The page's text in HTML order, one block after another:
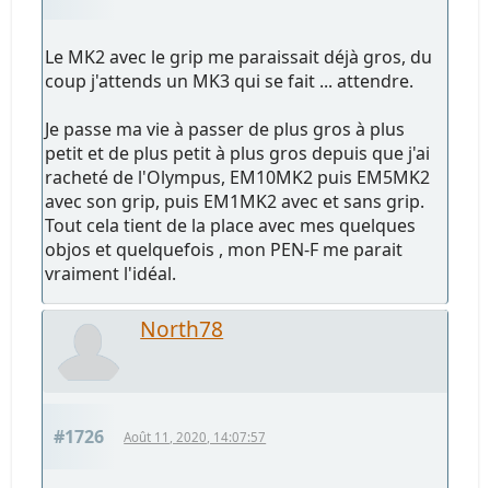
Le MK2 avec le grip me paraissait déjà gros, du
coup j'attends un MK3 qui se fait ... attendre.
Je passe ma vie à passer de plus gros à plus
petit et de plus petit à plus gros depuis que j'ai
racheté de l'Olympus, EM10MK2 puis EM5MK2
avec son grip, puis EM1MK2 avec et sans grip.
Tout cela tient de la place avec mes quelques
objos et quelquefois , mon PEN-F me parait
vraiment l'idéal.
North78
#1726 Août 11, 2020, 14:07:57